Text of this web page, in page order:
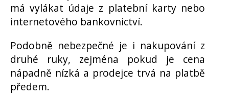
má vylákat údaje z platební karty nebo
internetového bankovnictví.
Podobně nebezpečné je i nakupování z
druhé ruky, zejména pokud je cena
nápadně nízká a prodejce trvá na platbě
předem.